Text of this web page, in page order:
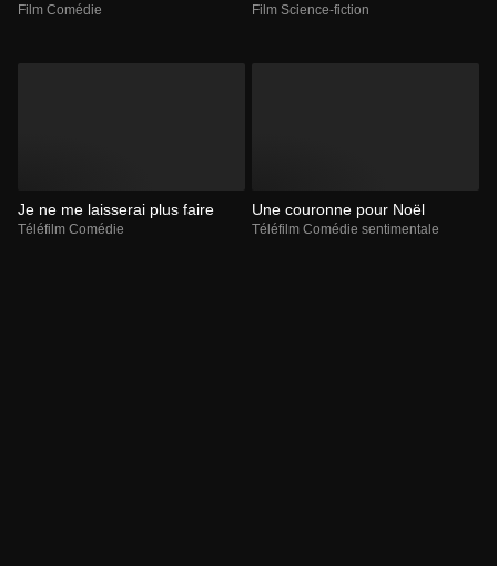
Film Comédie Film Science-fiction
Je ne me laisserai plus faire
Téléfilm Comédie
Une couronne pour Noël
Téléfilm Comédie sentimentale